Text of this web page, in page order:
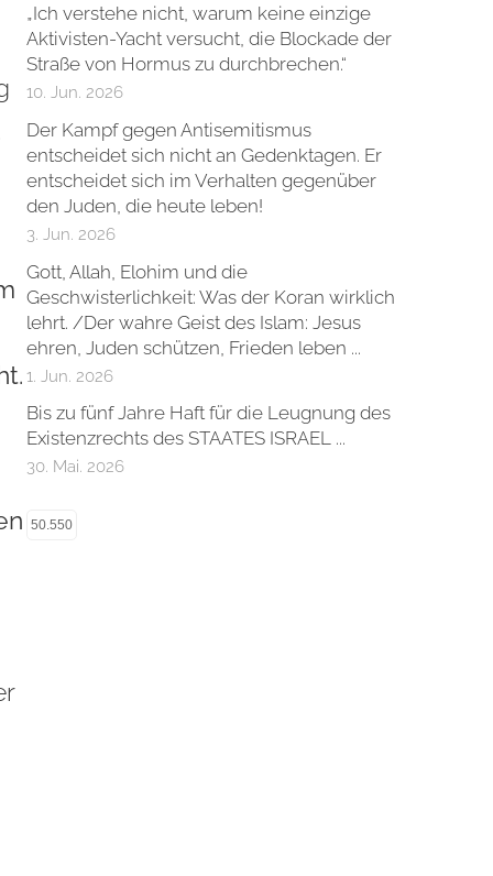
„Ich verstehe nicht, warum keine einzige
Aktivisten-Yacht versucht, die Blockade der
Straße von Hormus zu durchbrechen.“
10. Jun. 2026
Der Kampf gegen Antisemitismus
entscheidet sich nicht an Gedenktagen. Er
entscheidet sich im Verhalten gegenüber
den Juden, die heute leben!
3. Jun. 2026
Gott, Allah, Elohim und die
Geschwisterlichkeit: Was der Koran wirklich
lehrt. /Der wahre Geist des Islam: Jesus
ehren, Juden schützen, Frieden leben ...
1. Jun. 2026
Bis zu fünf Jahre Haft für die Leugnung des
Existenzrechts des STAATES ISRAEL ...
30. Mai. 2026
50.550